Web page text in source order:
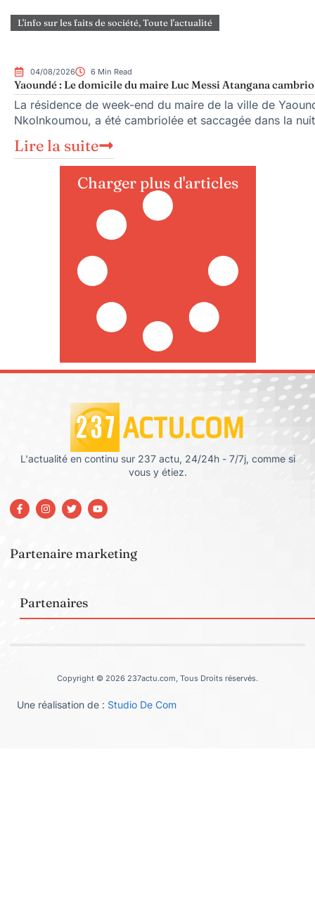
L'info sur les faits de société,Toute l'actualité
04/08/2026 6 Min Read
Yaoundé : Le domicile du maire Luc Messi Atangana
La résidence de week-end du maire de la ville de
Nkolnkoumou, a été cambriolée et saccagée dans la nuit
Lire la suite
Charger plus d'articles
L'actualité en continu sur 237 actu, 24/24h - 7/7j, comme si
vous y étiez.
Partenaire marketing
Partenaires
Copyright © 2026 237actu.com, Tous Droits réservés.
Une réalisation de : Studio De Com